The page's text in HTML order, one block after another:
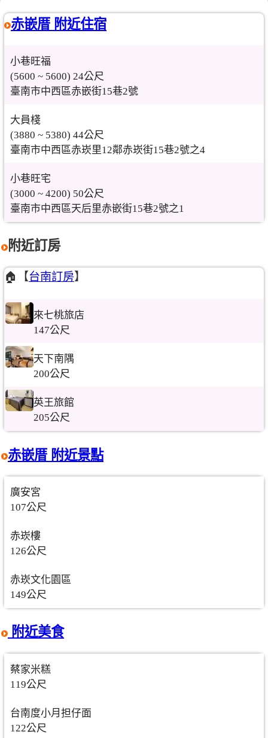
赤嵌厝 附近住宿
小巷旺福
(5600 ~ 5600) 24公尺
臺南市中西區赤嵌街15巷2號
大員棧
(3880 ~ 5380) 44公尺
臺南市中西區赤崁里12鄰赤崁街15巷2號之4
小巷旺宅
(3000 ~ 4200) 50公尺
臺南市中西區天后里赤嵌街15巷2號之1
附近訂房
🏠【台南訂房】
來七桃旅店
147公尺
天下南隅
200公尺
英王旅館
205公尺
赤嵌厝 附近景點
廣安宮
107公尺
赤崁樓
126公尺
赤崁文化園區
149公尺
附近美食
蔡家米糕
119公尺
台南度小月担仔面
122公尺